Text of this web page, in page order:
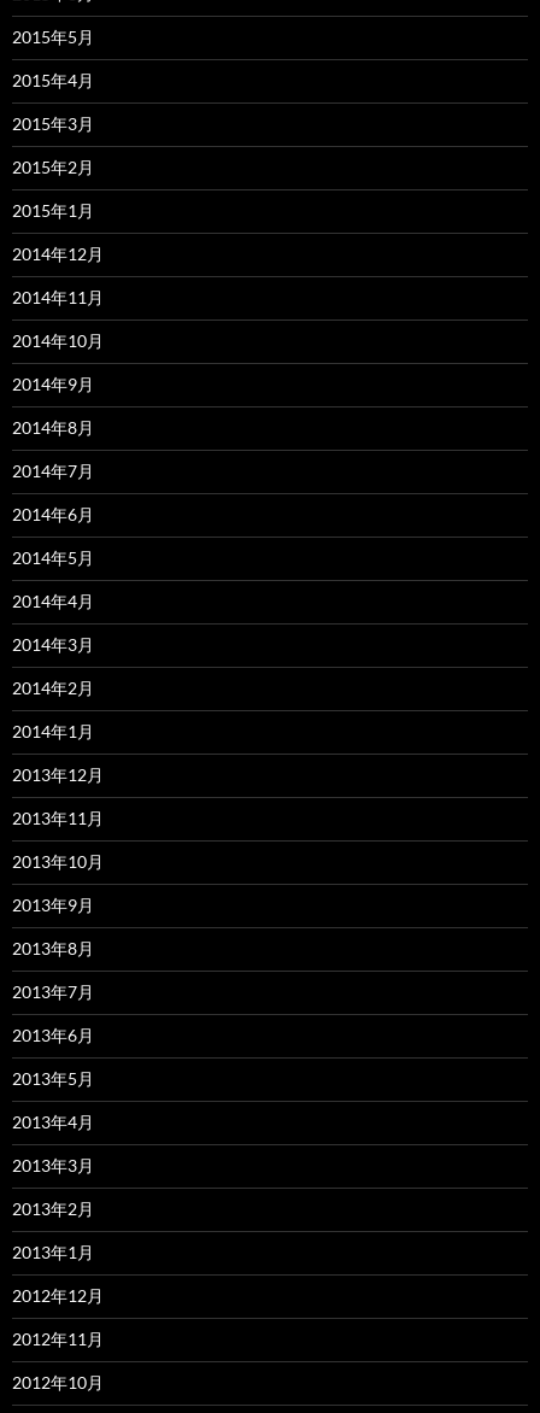
2015年5月
2015年4月
2015年3月
2015年2月
2015年1月
2014年12月
2014年11月
2014年10月
2014年9月
2014年8月
2014年7月
2014年6月
2014年5月
2014年4月
2014年3月
2014年2月
2014年1月
2013年12月
2013年11月
2013年10月
2013年9月
2013年8月
2013年7月
2013年6月
2013年5月
2013年4月
2013年3月
2013年2月
2013年1月
2012年12月
2012年11月
2012年10月